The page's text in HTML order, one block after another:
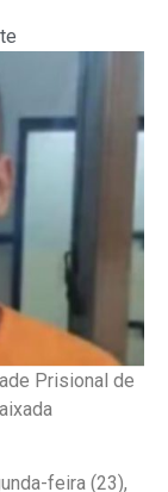
Prisional de
feira (23),